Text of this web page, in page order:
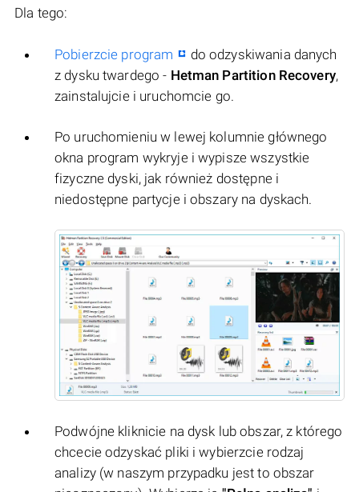
Dla tego:
Pobierzcie program
do odzyskiwania danych
z dysku twardego - Hetman Partition Recovery,
zainstalujcie i uruchomcie go.
Po uruchomieniu w lewej kolumnie głównego
okna program wykryje i wypisze wszystkie
fizyczne dyski, jak również dostępne i
niedostępne partycje i obszary na dyskach.
Podwójne kliknicie na dysk lub obszar, z którego
chcecie odzyskać pliki i wybierzcie rodzaj
analizy (w naszym przypadku jest to obszar